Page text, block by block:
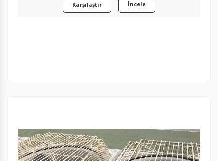
Karşılaştır İncele